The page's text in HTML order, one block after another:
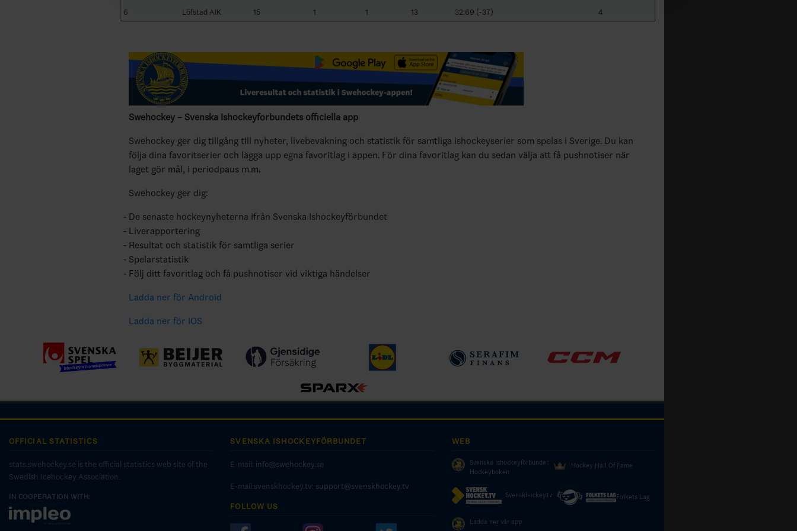
6 Löfstad AIK 15 1 1 13 32:69 (-37) 4
Swehockey – Svenska Ishockeyförbundets officiella app
Swehockey ger dig tillgång till nyheter, livebevakning och statistik för samtliga ishockeyserier som spelas i Sverige. Du kan
följa dina favoritserier och lägga upp egna favoritlag i appen. För dina favoritlag kan du sedan välja att få pushnotiser när
laget gör mål, i periodpaus m.m.
Swehockey ger dig:
De senaste hockeynyheterna ifrån Svenska Ishockeyförbundet
Liverapportering
Resultat och statistik för samtliga serier
Spelarstatistik
Följ ditt favoritlag och få pushnotiser vid viktiga händelser
Ladda ner för Android
Ladda ner för IOS
OFFICIAL STATISTICS
stats.swehockey.se is the official statistics web site of the
Swedish Icehockey Association.
IN COOPERATION WITH:
SVENSKA ISHOCKEYFÖRBUNDET
E-mail: info@swehockey.se
E-mail:svenskhockey.tv: support@svenskhockey.tv
FOLLOW US
WEB
Svenska Ishockeyförbundet
Hockeyboken
Hockey Hall Of Fame
Svenskhockey.tv Folkets Lag
Ladda ner vår app